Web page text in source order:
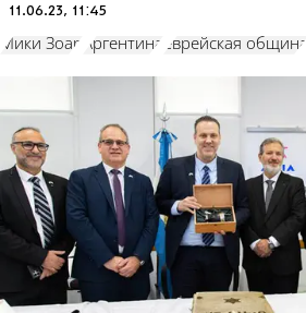
11.06.23, 11:45
Мики Зоар Аргентина еврейская община